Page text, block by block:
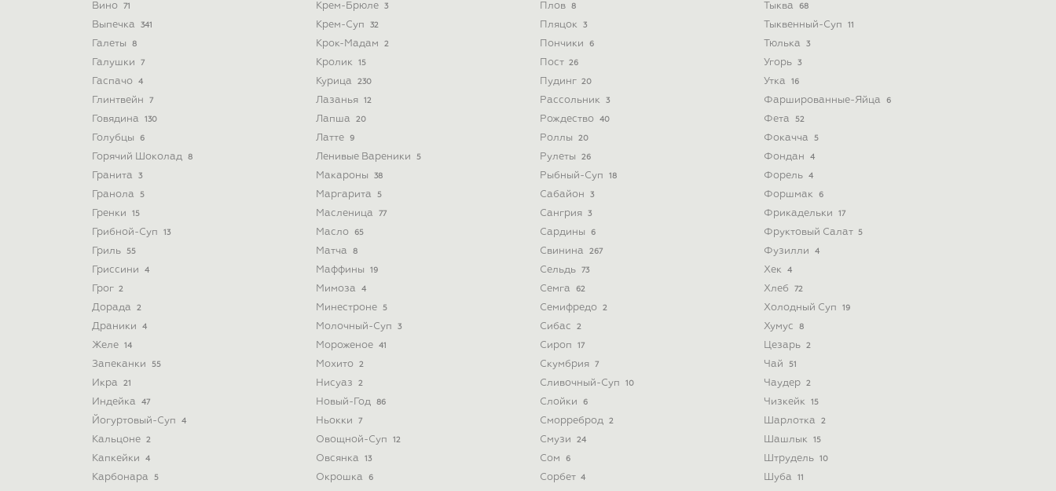
Вино 71
Выпечка 341
Галеты 8
Галушки 7
Гаспачо 4
Глинтвейн 7
Говядина 130
Голубцы 6
Горячий Шоколад 8
Гранита 3
Гранола 5
Гренки 15
Грибной-Суп 13
Гриль 55
Гриссини 4
Грог 2
Дорада 2
Драники 4
Желе 14
Запеканки 55
Икра 21
Индейка 47
Йогуртовый-Суп 4
Кальцоне 2
Капкейки 4
Карбонара 5
Крем-Брюле 3
Крем-Суп 32
Крок-Мадам 2
Кролик 15
Курица 230
Лазанья 12
Лапша 20
Латте 9
Ленивые Вареники 5
Макароны 38
Маргарита 5
Масленица 77
Масло 65
Матча 8
Маффины 19
Мимоза 4
Минестроне 5
Молочный-Суп 3
Мороженое 41
Мохито 2
Нисуаз 2
Новый-Год 86
Ньокки 7
Овощной-Суп 12
Овсянка 13
Окрошка 6
Плов 8
Пляцок 3
Пончики 6
Пост 26
Пудинг 20
Рассольник 3
Рождество 40
Роллы 20
Рулеты 26
Рыбный-Суп 18
Сабайон 3
Сангрия 3
Сардины 6
Свинина 267
Сельдь 73
Семга 62
Семифредо 2
Сибас 2
Сироп 17
Скумбрия 7
Сливочный-Суп 10
Слойки 6
Сморреброд 2
Смузи 24
Сом 6
Сорбет 4
Тыква 68
Тыквенный-Суп 11
Тюлька 3
Угорь 3
Утка 16
Фаршированные-Яйца 6
Фета 52
Фокачча 5
Фондан 4
Форель 4
Форшмак 6
Фрикадельки 17
Фруктовый Салат 5
Фузилли 4
Хек 4
Хлеб 72
Холодный Суп 19
Хумус 8
Цезарь 2
Чай 51
Чаудер 2
Чизкейк 15
Шарлотка 2
Шашлык 15
Штрудель 10
Шуба 11